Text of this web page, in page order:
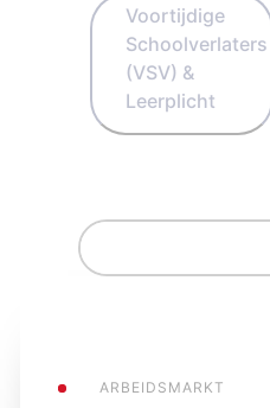
Voortijdige
Schoolverlaters
(VSV) &
Leerplicht
ARBEIDSMARKT